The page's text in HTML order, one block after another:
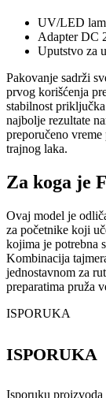
UV/LED
Adapter DC
Uputstvo za
Pakovanje sadrži
prvog korišćenja
stabilnost
najbolje rezultate
preporučeno
trajnog laka.
Za koga je
Ovaj model je
za početnike koji
kojima je potrebna
Kombinacija
jednostavnom za
preparatima pruža
ISPORUKA
ISPORUKA
Isporuku proizvoda